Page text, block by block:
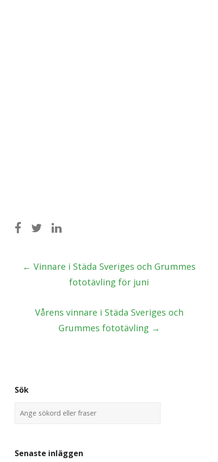
Post
navigation
← Vinnare i Städa Sveriges och Grummes
fototävling för juni
Vårens vinnare i Städa Sveriges och
Grummes fototävling →
Sök
Senaste inläggen